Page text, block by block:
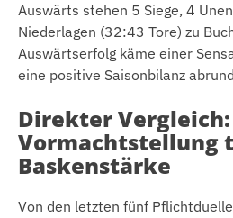
Auswärts stehen 5 Siege, 4
Niederlagen (32:43 Tore) zu
Auswärtserfolg käme einer
eine positive Saisonbilanz
Direkter
Vormachtstellung
Baskenstärke
Von den letzten fünf